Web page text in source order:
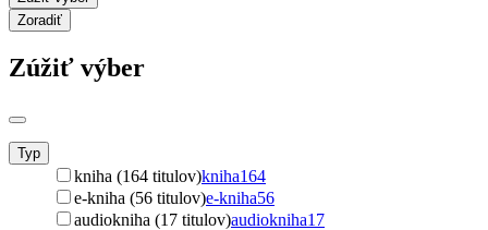
Zoradiť
Zúžiť výber
Typ
kniha (164 titulov)kniha164
e-kniha (56 titulov)e-kniha56
audiokniha (17 titulov)audiokniha17